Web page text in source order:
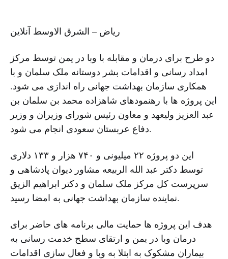
ریاض – الشرق الاوسط آنلاین
دو طرح برای درمان و مقابله با وبا در یمن توسط مرکز
امداد رسانی و اقدامات بشر دوستانه ملک سلمان و با
همکاری سازمان بهداشت جهانی راه اندازی می شود.
این پروژه ها با رهنمودهای شاهزاده محمد بن سلمان بن
عبد العزیز ولیعهد و معاون رئیس شورای وزیران و وزیر
دفاع عربستان سعودی انجام می شود.
این دو پروژه ۲۲ میلیونی و ۷۴۰ هزار و ۱۳۳ دلاری
توسط دکتر عبد الله الربیعه مشاور دیوان پادشاهی و
سرپرست کل مرکز ملک سلمان و دکتر ابراهیم الزیق
نماینده سازمان بهداشت جهانی به امضا رسید.
هدف این پروژه ها حمایت مالی برنامه های حاضر برای
درمان وبا در یمن و ارتقای سطح خدمت رسانی به
بیماران مشکوک به ابتلا به وبا و فعال سازی اقدامات